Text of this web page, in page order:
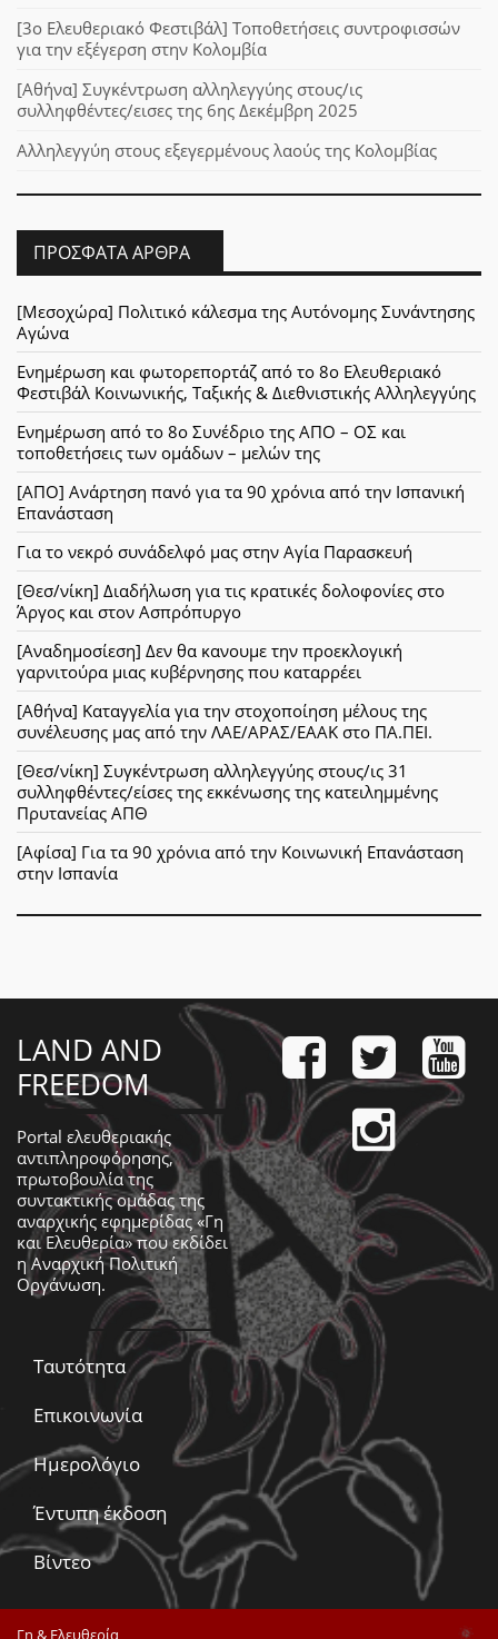
[3ο Ελευθεριακό Φεστιβάλ] Τοποθετήσεις συντροφισσών
για την εξέγερση στην Κολομβία
[Αθήνα] Συγκέντρωση αλληλεγγύης στους/ις
συλληφθέντες/εισες της 6ης Δεκέμβρη 2025
Αλληλεγγύη στους εξεγερμένους λαούς της Κολομβίας
ΠΡΌΣΦΑΤΑ ΆΡΘΡΑ
[Μεσοχώρα] Πολιτικό κάλεσμα της Αυτόνομης Συνάντησης
Αγώνα
Ενημέρωση και φωτορεπορτάζ από το 8ο Ελευθεριακό
Φεστιβάλ Κοινωνικής, Ταξικής & Διεθνιστικής Αλληλεγγύης
Ενημέρωση από το 8ο Συνέδριο της ΑΠΟ – ΟΣ και
τοποθετήσεις των ομάδων – μελών της
[ΑΠΟ] Ανάρτηση πανό για τα 90 χρόνια από την Ισπανική
Επανάσταση
Για το νεκρό συνάδελφό μας στην Αγία Παρασκευή
[Θεσ/νίκη] Διαδήλωση για τις κρατικές δολοφονίες στο
Άργος και στον Ασπρόπυργο
[Αναδημοσίεση] Δεν θα κανουμε την προεκλογική
γαρνιτούρα μιας κυβέρνησης που καταρρέει
[Αθήνα] Καταγγελία για την στοχοποίηση μέλους της
συνέλευσης μας από την ΛΑΕ/ΑΡΑΣ/ΕΑΑΚ στο ΠΑ.ΠΕΙ.
[Θεσ/νίκη] Συγκέντρωση αλληλεγγύης στους/ις 31
συλληφθέντες/είσες της εκκένωσης της κατειλημμένης
Πρυτανείας ΑΠΘ
[Αφίσα] Για τα 90 χρόνια από την Κοινωνική Επανάσταση
στην Ισπανία
LAND AND
FREEDOM
Portal ελευθεριακής
αντιπληροφόρησης,
πρωτοβουλία της
συντακτικής ομάδας της
αναρχικής εφημερίδας «Γη
και Ελευθερία» που εκδίδει
ηΑναρχική Πολιτική
Οργάνωση.
Ταυτότητα
Επικοινωνία
Ημερολόγιο
Έντυπη έκδοση
Βίντεο
Γη & Ελευθερία